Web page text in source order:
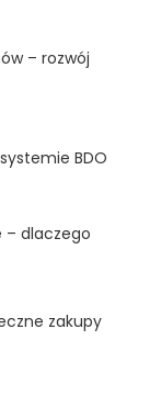
– rozwój
BDO
– dlaczego
zakupy